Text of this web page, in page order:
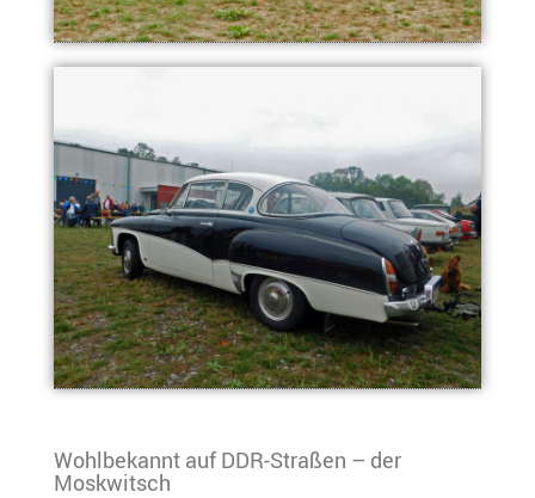
Wohlbekannt auf DDR-Straßen – der
Moskwitsch